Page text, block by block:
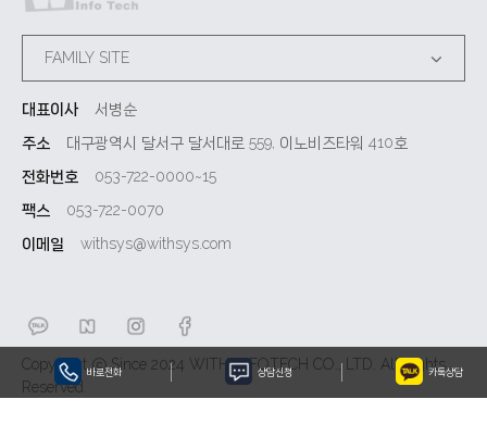
FAMILY SITE
대표이사
서병순
주소
대구광역시 달서구 달서대로 559, 이노비즈타워 410호
전화번호
053-722-0000~15
팩스
053-722-0070
이메일
withsys@withsys.com
Copyright ⓒ Since 2024 WITH INFOTECH CO., LTD. All Rights
Reserved.
바로전화 상담신청 카톡상담